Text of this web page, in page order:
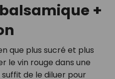
+
que plus sucré et plus
le vin rouge dans une
de le diluer pour